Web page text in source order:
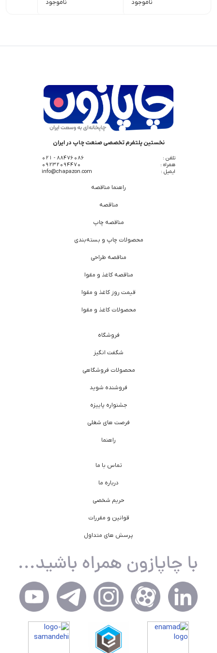
ناموجود ناموجود
نخستین پلتفرم تخصصی صنعت چاپ در ایران
تلفن :
88476086 - 021
همراه :
09232094470
ایمیل :
info@chapazon.com
راهنما مناقصه
مناقصه
مناقصه چاپ
محصولات چاپ و بسته‌بندی
مناقصه طراحی
مناقصه کاغذ و مقوا
قیمت روز کاغذ و مقوا
محصولات کاغذ و مقوا
فروشگاه
شگفت انگیز
محصولات فروشگاهی
فروشنده شوید
جشنواره پاییزه
فرصت های شغلی
راهنما
تماس با ما
درباره ما
حریم شخصی
قوانین و مقررات
پرسش های متداول